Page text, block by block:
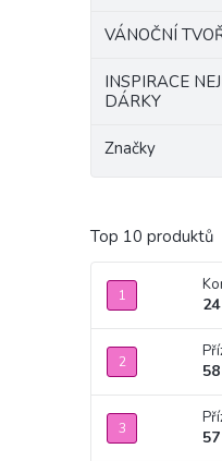
VÁNOČNÍ
INSPIRACE
DÁRKY
Značky
Top 10 produktů